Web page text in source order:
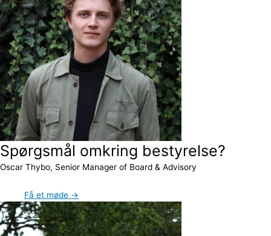
Spørgsmål omkring bestyrelse?
Oscar Thybo, Senior Manager of Board & Advisory
Få et møde →